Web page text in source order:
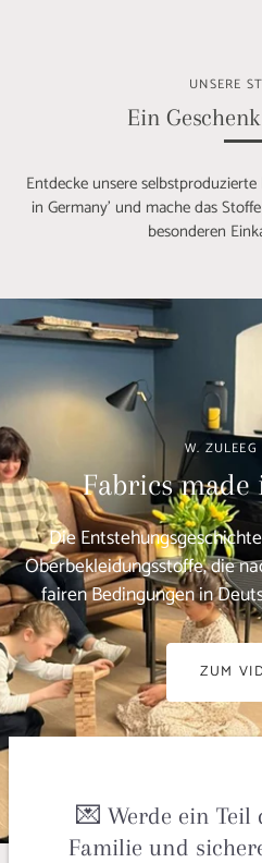
UNSERE
Ein
Entdecke unsere
in Germany' und mache das
besonderen
W.
Fabrics made
Die
Oberbekleidungsstoffe, die
fairen Bedingungen in
ZUM
💌 Werde ein Teil
Familie und